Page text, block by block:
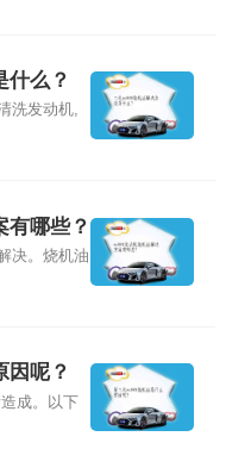
什么？
洗发动机,
有哪些？
决。烧机油
因呢？
成。以下